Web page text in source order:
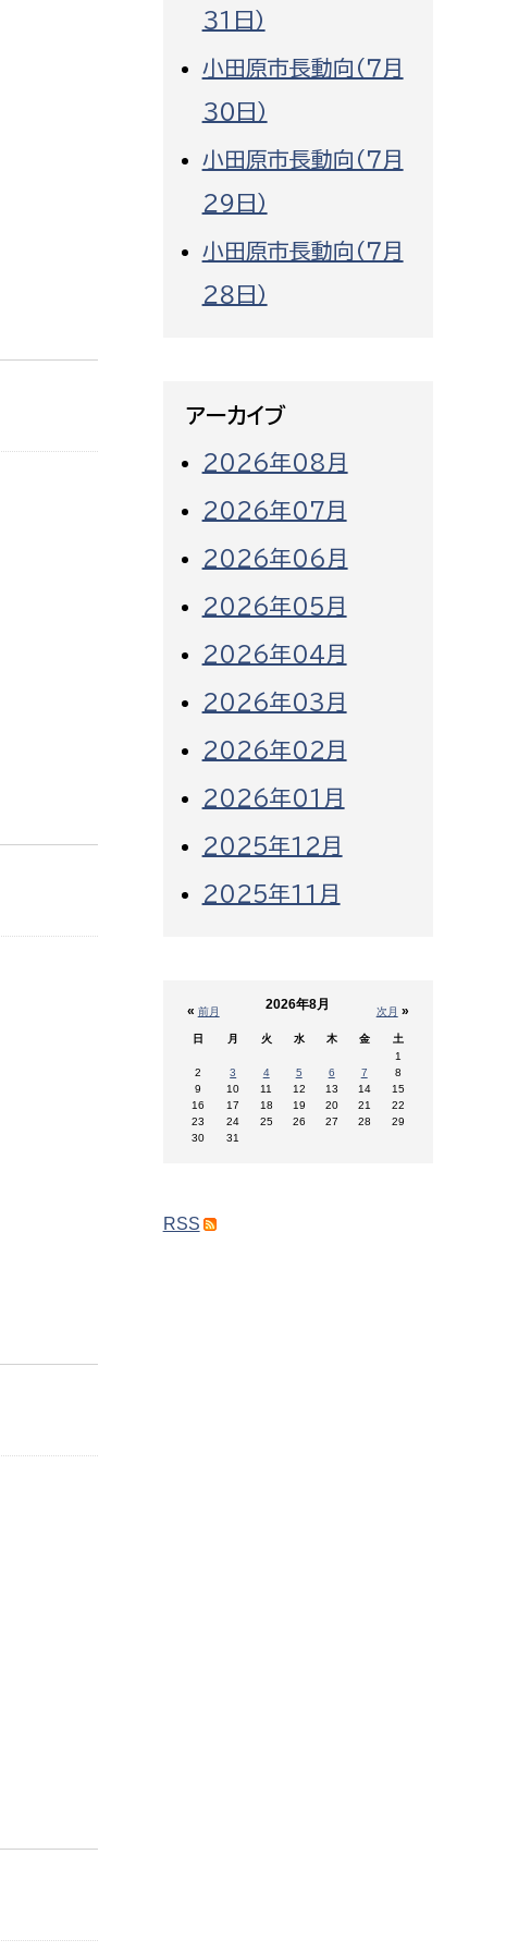
３１日）
小田原市長動向（７月
３０日）
小田原市長動向（７月
２９日）
小田原市長動向（７月
２８日）
アーカイブ
2026年08月
2026年07月
2026年06月
2026年05月
2026年04月
2026年03月
2026年02月
2026年01月
2025年12月
2025年11月
« 前月 次月 »
2026年8月
日 月 火 水 木 金
土
1
2
3 4 5 6 7
8
9
10 11 12 13 14
15
16
17 18 19 20 21
22
23
24 25 26 27 28
29
30
31
RSS